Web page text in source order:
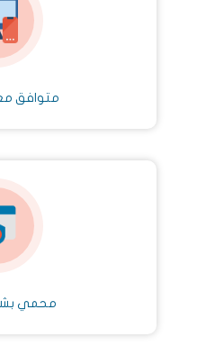
متوافق
محمي